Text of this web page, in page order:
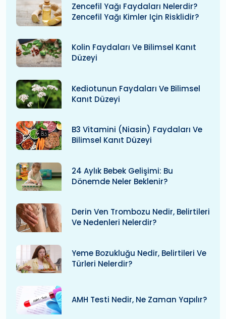
Zencefil Yağı Faydaları Nelerdir?
Zencefil Yağı Kimler Için Risklidir?
Kolin Faydaları Ve Bilimsel Kanıt
Düzeyi
Kediotunun Faydaları Ve Bilimsel
Kanıt Düzeyi
B3 Vitamini (niasin) Faydaları Ve
Bilimsel Kanıt Düzeyi
24 Aylık Bebek Gelişimi: Bu
Dönemde Neler Beklenir?
Derin Ven Trombozu Nedir, Belirtileri
Ve Nedenleri Nelerdir?
Yeme Bozukluğu Nedir, Belirtileri Ve
Türleri Nelerdir?
AMH Testi Nedir, Ne Zaman Yapılır?